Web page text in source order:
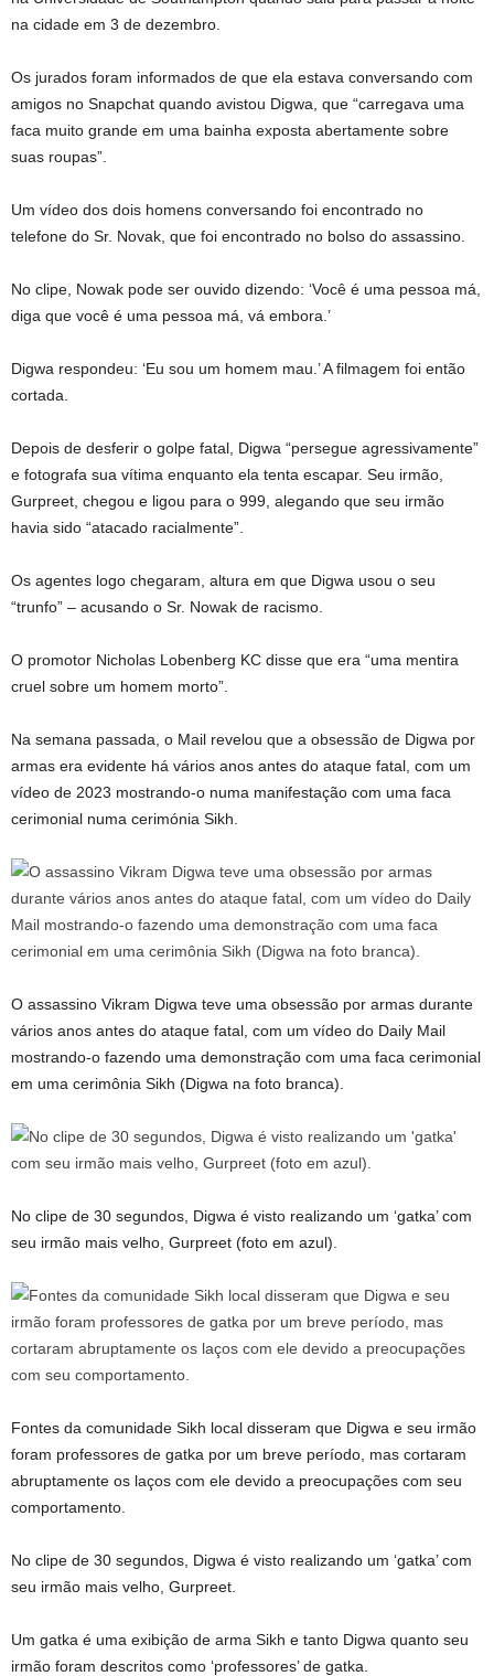
na cidade em 3 de dezembro.
Os jurados foram informados de que ela estava conversando com
amigos no Snapchat quando avistou Digwa, que “carregava uma
faca muito grande em uma bainha exposta abertamente sobre
suas roupas”.
Um vídeo dos dois homens conversando foi encontrado no
telefone do Sr. Novak, que foi encontrado no bolso do assassino.
No clipe, Nowak pode ser ouvido dizendo: ‘Você é uma pessoa má,
diga que você é uma pessoa má, vá embora.’
Digwa respondeu: ‘Eu sou um homem mau.’ A filmagem foi então
cortada.
Depois de desferir o golpe fatal, Digwa “persegue agressivamente”
e fotografa sua vítima enquanto ela tenta escapar. Seu irmão,
Gurpreet, chegou e ligou para o 999, alegando que seu irmão
havia sido “atacado racialmente”.
Os agentes logo chegaram, altura em que Digwa usou o seu
“trunfo” – acusando o Sr. Nowak de racismo.
O promotor Nicholas Lobenberg KC disse que era “uma mentira
cruel sobre um homem morto”.
Na semana passada, o Mail revelou que a obsessão de Digwa por
armas era evidente há vários anos antes do ataque fatal, com um
vídeo de 2023 mostrando-o numa manifestação com uma faca
cerimonial numa cerimónia Sikh.
O assassino Vikram Digwa teve uma obsessão por armas durante
vários anos antes do ataque fatal, com um vídeo do Daily Mail
mostrando-o fazendo uma demonstração com uma faca cerimonial
em uma cerimônia Sikh (Digwa na foto branca).
No clipe de 30 segundos, Digwa é visto realizando um ‘gatka’ com
seu irmão mais velho, Gurpreet (foto em azul).
Fontes da comunidade Sikh local disseram que Digwa e seu irmão
foram professores de gatka por um breve período, mas cortaram
abruptamente os laços com ele devido a preocupações com seu
comportamento.
No clipe de 30 segundos, Digwa é visto realizando um ‘gatka’ com
seu irmão mais velho, Gurpreet.
Um gatka é uma exibição de arma Sikh e tanto Digwa quanto seu
irmão foram descritos como ‘professores’ de gatka.